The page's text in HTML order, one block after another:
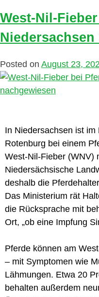
West-Nil-
Posted on August 23,
In Niedersachsen ist
Rotenburg bei einem
West-Nil-Fieber (WNV)
Niedersächsische
deshalb die
Das Ministerium rät
die Rücksprache mit
Ort, „ob eine Impfung
Pferde können am
– mit Symptomen wie
Lähmungen. Etwa 20
behalten außerdem